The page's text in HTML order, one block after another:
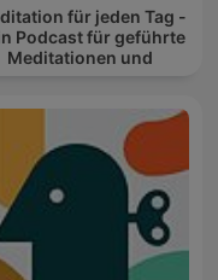
für jeden Tag -
Podcast für geführte
Meditationen und